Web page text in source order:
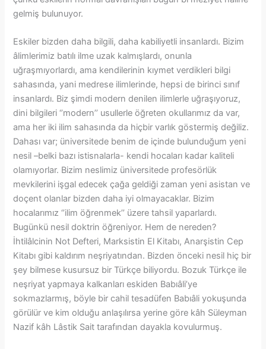
gelmiş bulunuyor.
Eskiler bizden daha bilgili, daha kabiliyetli insanlardı. Bizim
âlimlerimiz batılı ilme uzak kalmışlardı, onunla
uğraşmıyorlardı, ama kendilerinin kıymet verdikleri bilgi
sahasında, yani medrese ilimlerinde, hepsi de birinci sınıf
insanlardı. Biz şimdi modern denilen ilimlerle uğraşıyoruz,
dini bilgileri ‘’modern’’ usullerle öğreten okullarımız da var,
ama her iki ilim sahasında da hiçbir varlık göstermiş değiliz.
Dahası var; üniversitede benim de içinde bulunduğum yeni
nesil –belki bazı istisnalarla- kendi hocaları kadar kaliteli
olamıyorlar. Bizim neslimiz üniversitede profesörlük
mevkilerini işgal edecek çağa geldiği zaman yeni asistan ve
doçent olanlar bizden daha iyi olmayacaklar. Bizim
hocalarımız ‘’ilim öğrenmek’’ üzere tahsil yaparlardı.
Bugünkü nesil doktrin öğreniyor. Hem de nereden?
İhtilâlcinin Not Defteri, Marksistin El Kitabı, Anarşistin Cep
Kitabı gibi kaldırım neşriyatından. Bizden önceki nesil hiç bir
şey bilmese kusursuz bir Türkçe biliyordu. Bozuk Türkçe ile
neşriyat yapmaya kalkanları eskiden Babıâli’ye
sokmazlarmış, böyle bir cahil tesadüfen Babıâli yokuşunda
görülür ve kim olduğu anlaşılırsa yerine göre kâh Süleyman
Nazif kâh Lâstik Sait tarafından dayakla kovulurmuş.